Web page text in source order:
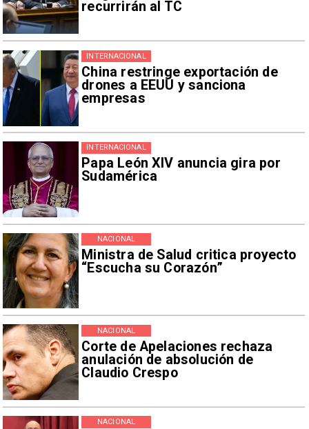
recurrirán al TC
China restringe exportación de
drones a EEUU y sanciona
empresas
INTERNACIONAL
Papa León XIV anuncia gira por
Sudamérica
INTERNACIONAL
Ministra de Salud critica proyecto
“Escucha su Corazón”
NACIONAL
Corte de Apelaciones rechaza
anulación de absolución de
Claudio Crespo
NACIONAL
NACIONAL